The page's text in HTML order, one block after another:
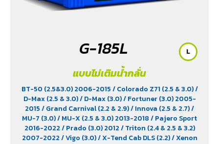
G-185L
แบบไม่เติมน้ำกลั่น
BT-50 (2.5&3.0) 2006-2015/ Colorado Z71 (2.5 & 3.0)/
D-Max (2.5 & 3.0)/ D-Max (3.0)/ Fortuner (3.0) 2005-
2015/ Grand Carnival (2.2 & 2.9)/ Innova (2.5 & 2.7)/
MU-7 (3.0)/ MU-X (2.5 & 3.0) 2013-2018/ Pajero Sport
2016-2022/ Prado (3.0) 2012/ Triton (2.4 & 2.5 & 3.2)
2007-2022/ Vigo (3.0)/ X-Tend Cab DLS (2.2)/ Xenon
L